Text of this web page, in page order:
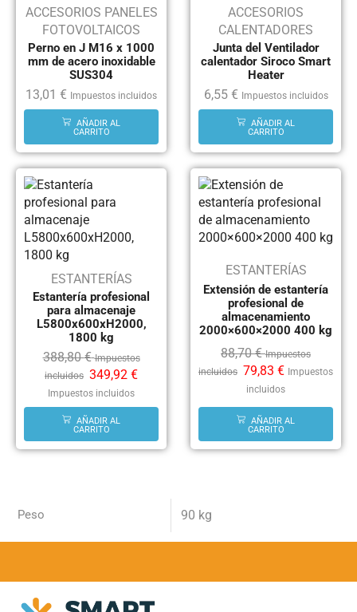
ACCESORIOS PANELES
FOTOVOLTAICOS
Perno en J M16 x 1000
mm de acero inoxidable
SUS304
13,01 € Impuestos incluidos
AÑADIR AL
CARRITO
ACCESORIOS
CALENTADORES
Junta del Ventilador
calentador Siroco Smart
Heater
6,55 € Impuestos incluidos
AÑADIR AL
CARRITO
ESTANTERÍAS
Estantería profesional
para almacenaje
L5800x600xH2000,
1800 kg
388,80€ Impuestos
incluidos 349,92 €
Impuestos incluidos
AÑADIR AL
CARRITO
ESTANTERÍAS
Extensión de estantería
profesional de
almacenamiento
2000×600×2000 400 kg
88,70€ Impuestos
incluidos 79,83 € Impuestos
incluidos
AÑADIR AL
CARRITO
Peso 90 kg